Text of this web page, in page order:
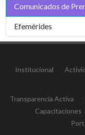
Comunicados de
Efemérides
Institucional
Transparencia Activa
Capacitaciones